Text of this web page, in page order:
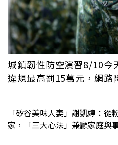
城鎮韌性防空演習8/10今
違規最高罰15萬元，網路
「矽谷美味人妻」謝凱婷：從
家，「三大心法」兼顧家庭與